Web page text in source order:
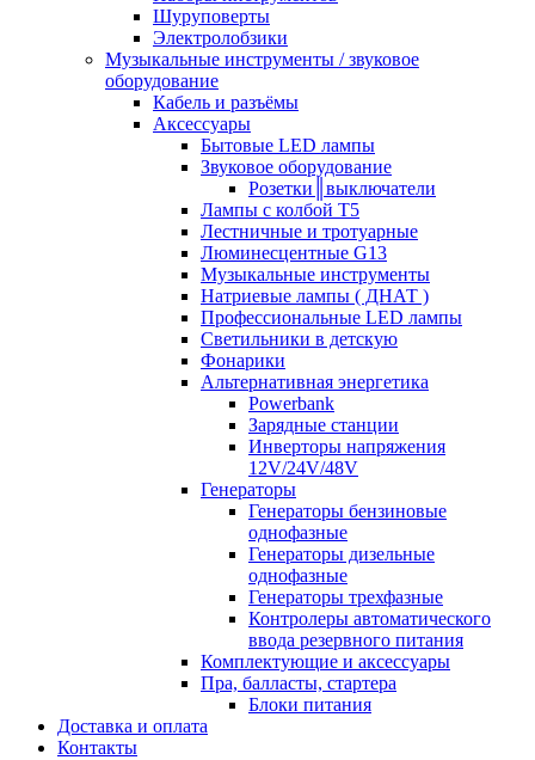
Шуруповерты
Электролобзики
Музыкальные инструменты / звуковое
оборудование
Кабель и разъёмы
Аксессуары
Бытовые LED лампы
Звуковое оборудование
Розетки║выключатели
Лампы с колбой Т5
Лестничные и тротуарные
Люминесцентные G13
Музыкальные инструменты
Натриевые лампы ( ДНАТ )
Профессиональные LED лампы
Светильники в детскую
Фонарики
Альтернативная энергетика
Powerbank
Зарядные станции
Инверторы напряжения
12V/24V/48V
Генераторы
Генераторы бензиновые
однофазные
Генераторы дизельные
однофазные
Генераторы трехфазные
Контролеры автоматического
ввода резервного питания
Комплектующие и аксессуары
Пра, балласты, стартера
Блоки питания
Доставка и оплата
Контакты